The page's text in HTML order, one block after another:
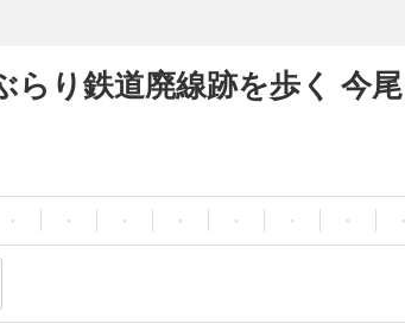
らり鉄道廃線跡を歩く 今
・ ・ ・ ・ ・ ・ ・ ・